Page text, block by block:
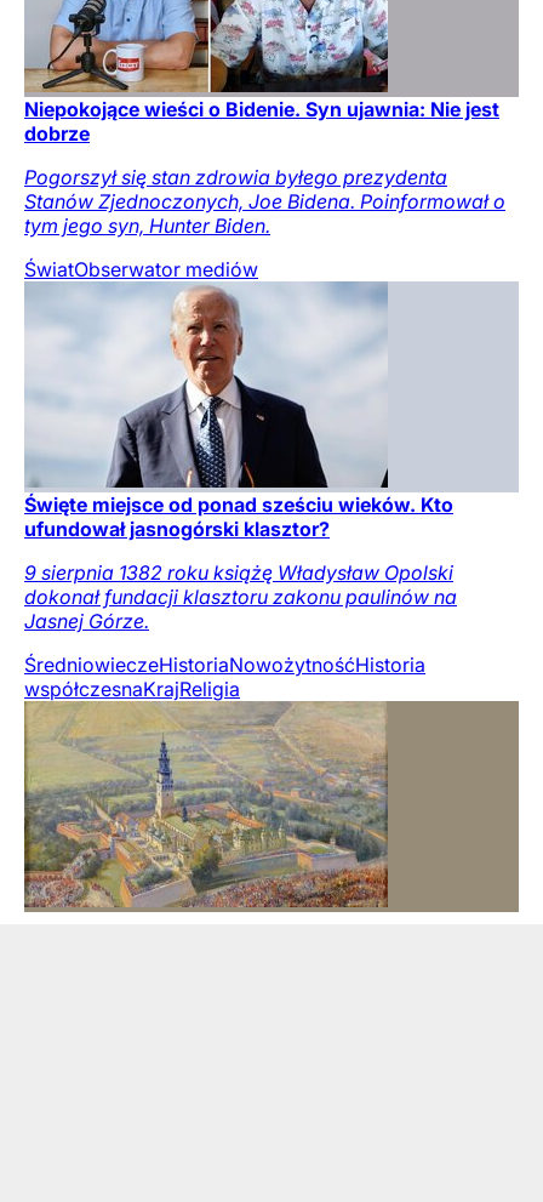
Niepokojące wieści o Bidenie. Syn ujawnia: Nie jest
dobrze
Pogorszył się stan zdrowia byłego prezydenta
Stanów Zjednoczonych, Joe Bidena. Poinformował o
tym jego syn, Hunter Biden.
ŚwiatObserwator mediów
Święte miejsce od ponad sześciu wieków. Kto
ufundował jasnogórski klasztor?
9 sierpnia 1382 roku książę Władysław Opolski
dokonał fundacji klasztoru zakonu paulinów na
Jasnej Górze.
ŚredniowieczeHistoriaNowożytnośćHistoria
współczesnaKrajReligia